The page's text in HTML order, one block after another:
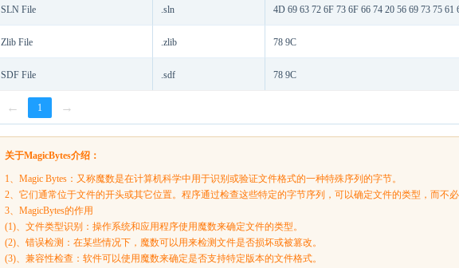
SLN File .sln 4D 69 63 72 6F 73 6F 66 74 20 56 69 73 75
Zlib File .zlib 78 9C
SDF File .sdf 78 9C
← 1 →
关于MagicBytes介绍：
1、Magic Bytes：又称魔数是在计算机科学中用于识别或验证文件格式的一种特殊序列的字节。
2、它们通常位于文件的开头或其它位置。程序通过检查这些特定的字节序列，可以确定文件的类型，而不
3、MagicBytes的作用
(1)、文件类型识别：操作系统和应用程序使用魔数来确定文件的类型。
(2)、错误检测：在某些情况下，魔数可以用来检测文件是否损坏或被篡改。
(3)、兼容性检查：软件可以使用魔数来确定是否支持特定版本的文件格式。